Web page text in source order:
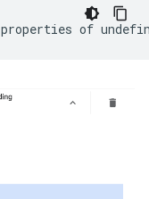
properties of